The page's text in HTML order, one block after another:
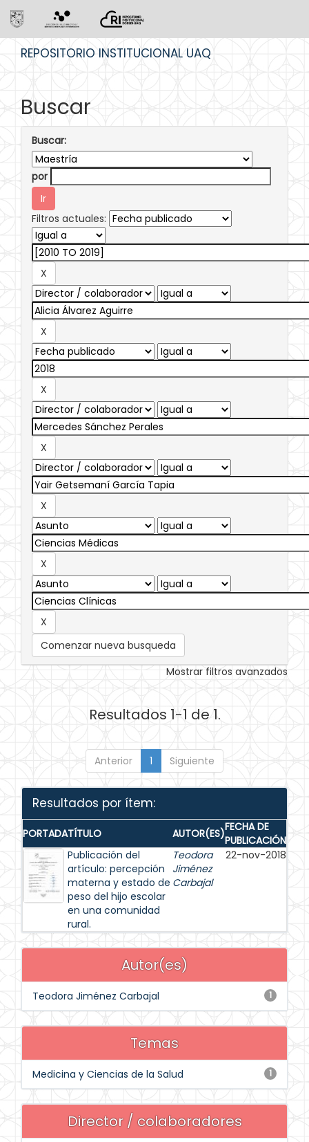
REPOSITORIO INSTITUCIONAL UAQ
Buscar
Buscar:
por
Filtros actuales:
Comenzar nueva busqueda
Mostrar filtros avanzados
Resultados 1-1 de 1.
Anterior 1 Siguiente
Resultados por ítem:
PORTADATÍTULO AUTOR(ES)FECHA DE
PUBLICACIÓN
Publicación del
artículo: percepción
materna y estado de
peso del hijo escolar
en una comunidad
rural.
Teodora
Jiménez
Carbajal
22-nov-2018
Autor(es)
1
Teodora Jiménez Carbajal
Temas
1
Medicina y Ciencias de la Salud
Director / colaboradores